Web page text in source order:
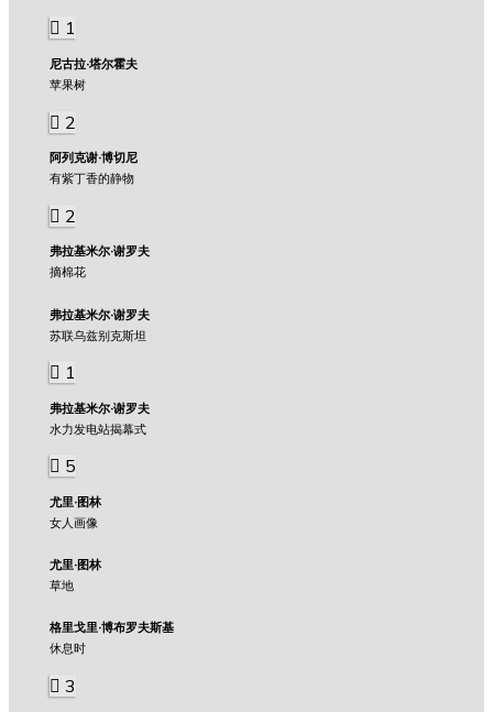
1
尼古拉·塔尔霍夫
苹果树
2
阿列克谢·博切尼
有紫丁香的静物
2
弗拉基米尔·谢罗夫
摘棉花
弗拉基米尔·谢罗夫
苏联乌兹别克斯坦
1
弗拉基米尔·谢罗夫
水力发电站揭幕式
5
尤里·图林
女人画像
尤里·图林
草地
格里戈里·博布罗夫斯基
休息时
3